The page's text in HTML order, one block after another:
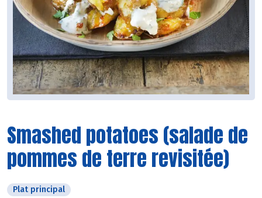
Smashed potatoes (salade de
pommes de terre revisitée)
Plat principal